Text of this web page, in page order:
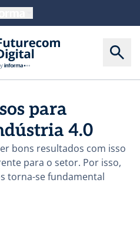
para
4.0
bons resultados com isso
para o setor. Por isso,
torna-se fundamental